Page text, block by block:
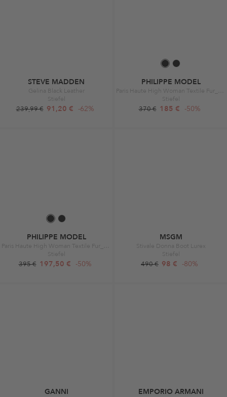
STEVE MADDEN
Gelina Black Leather
Stiefel
239,99 € 91,20 € -62%
PHILIPPE MODEL
Stiefel
370 € 185 € -50%
PHILIPPE MODEL
Stiefel
395 € 197,50 € -50%
MSGM
Stivale Donna Boot Lurex
Stiefel
490 € 98 € -80%
GANNI EMPORIO ARMANI